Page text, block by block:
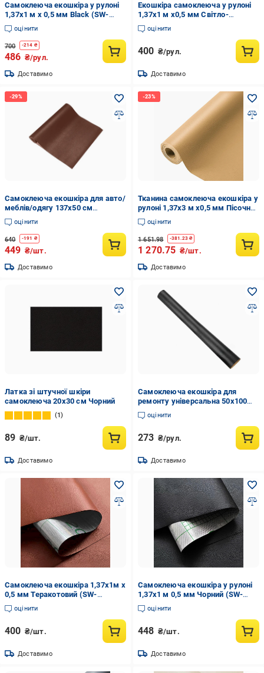
Самоклеюча екошкіра у рулоні
1,37х1 м х 0,5 мм Black (SW-
00001358)
оцінити
700 -214 ₴
486 ₴/рул.
Доставимо
Екошкіра самоклеюча у рулоні
1,37х1 м х0,5 мм Світло-
коричневий (SW-00001332)
оцінити
400 ₴/рул.
Доставимо
Самоклеюча екошкіра для авто/
меблів/одягу 137х50 см
Коричневий (Y01108-3)
оцінити
640 -191 ₴
449 ₴/шт.
Доставимо
Тканина самоклеюча екошкіра у
рулоні 1,37х3 м х0,5 мм Пісочний
(SW-00002188)
оцінити
1 651.98 -381.23₴
1 270.75 ₴/шт.
Доставимо
Латка зі штучної шкіри
самоклеюча 20х30 см Чорний
1
89 ₴/шт.
Доставимо
Самоклеюча екошкіра для
ремонту універсальна 50х100
см Чорний (29426)
оцінити
273 ₴/рул.
Доставимо
Самоклеюча екошкіра 1,37х1м х
0,5 мм Теракотовий (SW-
00002172)
оцінити
400 ₴/шт.
Доставимо
Самоклеюча екошкіра у рулоні
1,37х1 м 0,5 мм Чорний (SW-
00001358)
оцінити
448 ₴/шт.
Доставимо